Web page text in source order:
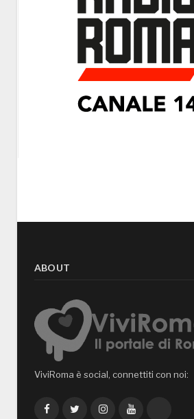
ABOUT
ViviRoma è social, connettiti con noi:
FacebookTwitterInstagramYouTube